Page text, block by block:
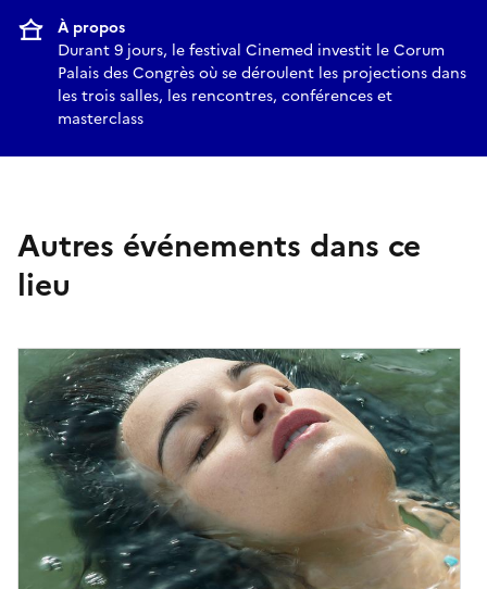
À propos
Durant 9 jours, le festival Cinemed investit le Corum
Palais des Congrès où se déroulent les projections dans
les trois salles, les rencontres, conférences et
masterclass
Autres événements dans ce
lieu